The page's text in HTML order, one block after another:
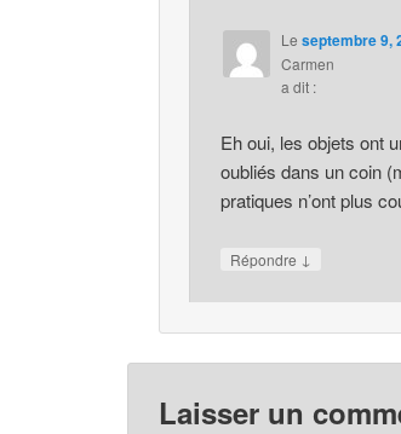
Le septembre 9,
Carmen
a dit :
Eh oui, les objets ont
oubliés dans un coin
pratiques n’ont plus
Répondre ↓
Laisser un